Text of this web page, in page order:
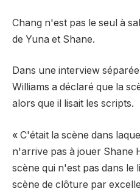
Chang n'est pas le seul à
de Yuna et Shane.
Dans une interview
Williams a déclaré que la
alors que il lisait les scripts.
« C'était la scène dans
n'arrive pas à jouer Shane
scène qui n'est pas dans le
scène de clôture par